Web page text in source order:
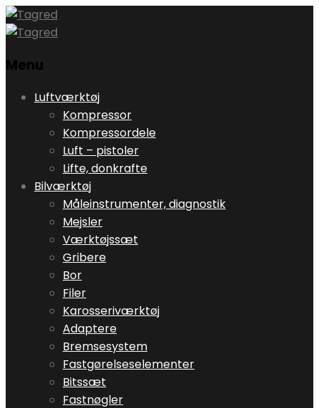
Menu
Skip
content
Luftværktøj
Kompressor
Kompressordele
Luft – pistoler
Lifte, donkrafte
Bilværktøj
Måleinstrumenter, diagnostik
Mejsler
Værktøjssæt
Gribere
Bor
Filer
Karosseriværktøj
Adaptere
Bremsesystem
Fastgørelseselementer
Bitssæt
Fastnøgler